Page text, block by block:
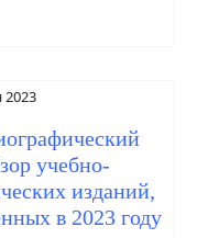
2023
учебно-
изданий,
в 2023 году